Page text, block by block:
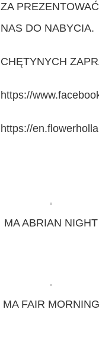
ZA
NAS DO NABYCIA.
CHĘTYNYCH
https://
https://
MA ABRIAN NIGHT
MA FAIR MORNING